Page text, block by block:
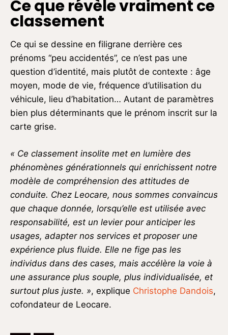
Ce que révèle vraiment ce
classement
Ce qui se dessine en filigrane derrière ces
prénoms “peu accidentés”, ce n’est pas une
question d’identité, mais plutôt de contexte : âge
moyen, mode de vie, fréquence d’utilisation du
véhicule, lieu d’habitation… Autant de paramètres
bien plus déterminants que le prénom inscrit sur la
carte grise.
« Ce classement insolite met en lumière des
phénomènes générationnels qui enrichissent notre
modèle de compréhension des attitudes de
conduite. Chez Leocare, nous sommes convaincus
que chaque donnée, lorsqu’elle est utilisée avec
responsabilité, est un levier pour anticiper les
usages, adapter nos services et proposer une
expérience plus fluide. Elle ne fige pas les
individus dans des cases, mais accélère la voie à
une assurance plus souple, plus individualisée, et
surtout plus juste. », explique Christophe Dandois,
cofondateur de Leocare.